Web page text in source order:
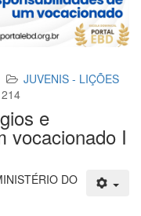
JUVENIS - LIÇÕES
e
vocacionado I
DO